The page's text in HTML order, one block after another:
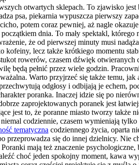
otwartych sklepach. To zjawisko jest
psa, piekarnia wypuszcza pierwszy
potem coraz pewniej, aż nagle
dnia. To mały spektakl,
że od pierwszej minuty musi
kofeiny, lecz także krótkiego momentu
rowerów, czasem dźwięk
będą pełnić przez wiele godzin.
Warto przyjrzeć się także temu, jak
odgłosy i odbijają je echem,
poranka. Inaczej idzie się po
zaprojektowanych poranek jest
jest to, że poranne miasto tworzy także
codziennie, czasem wymieniają
tematyczna codziennego życia, oparta
przeprowadza się do innej dzielnicy. Nie
mają też znaczenie psychologiczne,
choć jeden spokojny moment, kawa